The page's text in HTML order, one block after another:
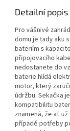
Detailní
Pro vášnivé
domu je tady aku
bateriím s
připojovacího
nedostanete do
baterie hlídá
motor, který
údržbu. Sekačka
kompatibilitu
znamená, že ať
případě potřeby